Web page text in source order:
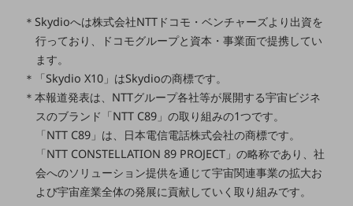
会社案内TOP
社長からのご挨拶
事業拠点
グループ会社
会社案内パンフレット
＊Skydioへは株式会社NTTドコモ・ベンチャーズより出資を
行っており、ドコモグループと資本・事業面で提携してい
ます。
＊「Skydio X10」はSkydioの商標です。
＊本報道発表は、NTTグループ各社等が展開する宇宙ビジネ
スのブランド「NTT C89」の取り組みの1つです。
「NTT C89」は、日本電信電話株式会社の商標です。
「NTT CONSTELLATION 89 PROJECT」の略称であり、社
会へのソリューション提供を通じて宇宙関連事業の拡大お
よび宇宙産業全体の発展に貢献していく取り組みです。